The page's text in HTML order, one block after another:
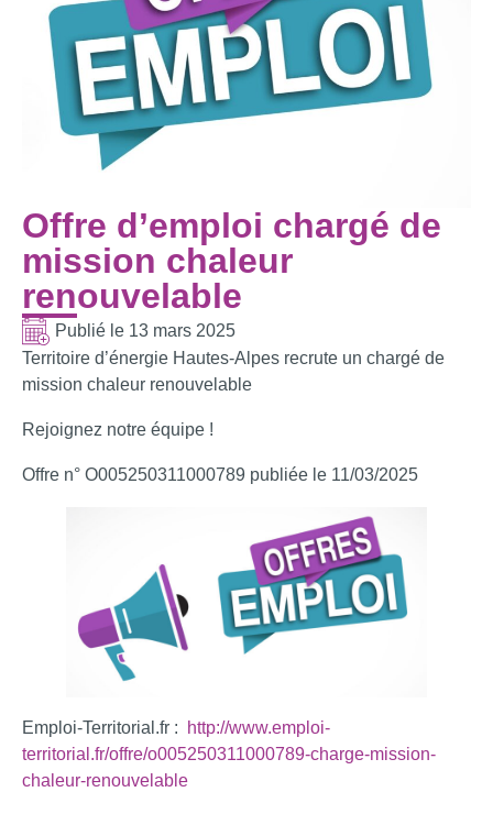
Offre d’emploi chargé de
mission chaleur
renouvelable
Publié le 13 mars 2025
Territoire d’énergie Hautes-Alpes recrute un chargé de
mission chaleur renouvelable
Rejoignez notre équipe !
Offre n° O005250311000789 publiée le 11/03/2025
Emploi-Territorial.fr :
http://www.emploi-
territorial.fr/offre/o005250311000789-charge-mission-
chaleur-renouvelable